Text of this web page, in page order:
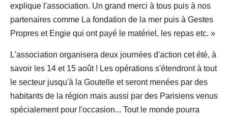
explique l'association. Un grand merci à tous puis à nos
partenaires comme La fondation de la mer puis à Gestes
Propres et Engie qui ont payé le matériel, les repas etc. »
L'association organisera deux journées d'action cet été, à
savoir les 14 et 15 août ! Les opérations s'étendront à tout
le secteur jusqu'à la Goutelle et seront menées par des
habitants de la région mais aussi par des Parisiens venus
spécialement pour l'occasion... Tout le monde pourra